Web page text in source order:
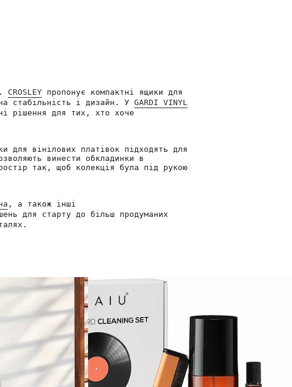
CROSLEY пропонує компактні ящики для
стабільність і дизайн. У GARDI VINYL
рішення для тих, хто хоче
для вінілових платівок підходять для
винести обкладинки в
так, щоб колекція була під рукою
, а також інші
для старту до більш продуманих